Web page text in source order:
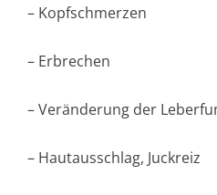
– Kopfschmerzen
– Erbrechen
– Veränderung der
– Hautausschlag, Juckreiz